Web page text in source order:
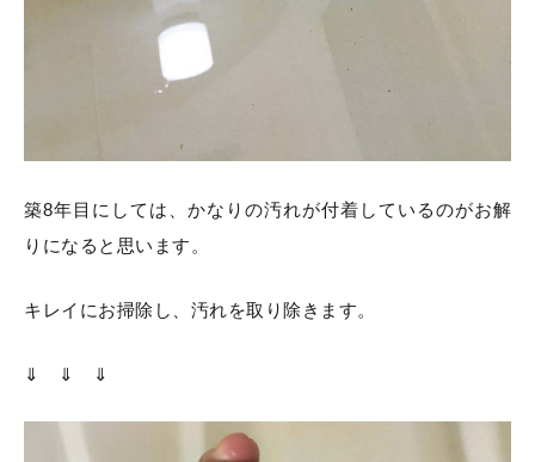
築8年目にしては、かなりの汚れが付着しているのがお解
りになると思います。
キレイにお掃除し、汚れを取り除きます。
⇓ ⇓ ⇓